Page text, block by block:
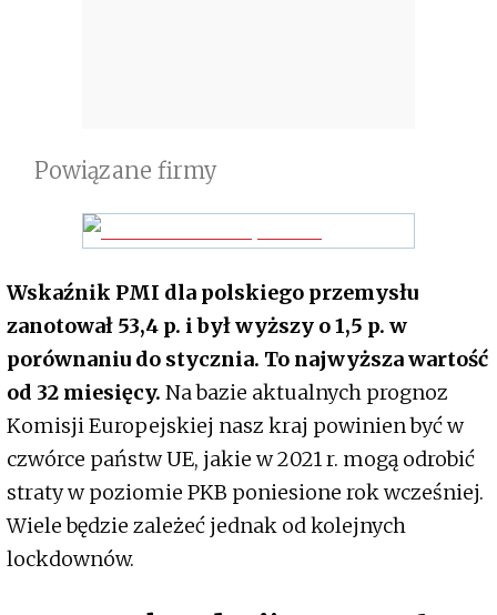
Powiązane firmy
Wskaźnik PMI dla polskiego przemysłu
zanotował 53,4 p. i był wyższy o 1,5 p. w
porównaniu do stycznia. To najwyższa wartość
od 32 miesięcy. Na bazie aktualnych prognoz
Komisji Europejskiej nasz kraj powinien być w
czwórce państw UE, jakie w 2021 r. mogą odrobić
straty w poziomie PKB poniesione rok wcześniej.
Wiele będzie zależeć jednak od kolejnych
lockdownów.